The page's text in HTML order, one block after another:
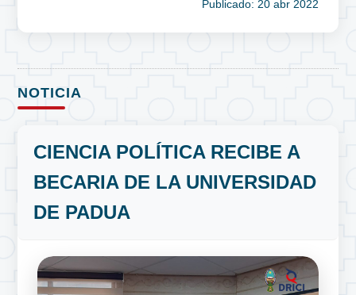
Publicado: 20 abr 2022
NOTICIA
CIENCIA POLÍTICA RECIBE A
BECARIA DE LA UNIVERSIDAD
DE PADUA